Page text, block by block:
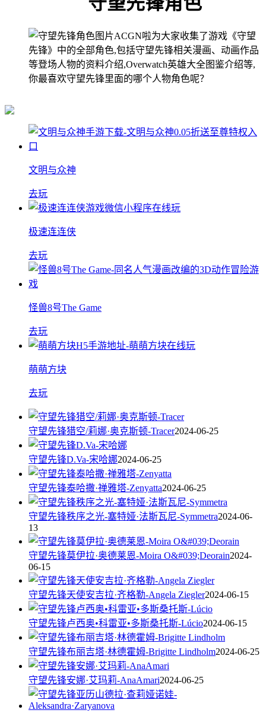
ACGN啦为大家收集了游戏《守望
先锋》中的全部角色,包括守望先锋相关漫画、动画作品
等登场人物的资料介绍,Overwatch英雄大全图鉴介绍等,
你最喜欢守望先锋里面的哪个人物角色呢？
文明与众神
去玩
极速连连侠
去玩
怪兽8号The Game
去玩
萌萌方块
去玩
守望先锋猎空/莉娜·奥克斯顿-Tracer2024-06-25
守望先锋D.Va-宋哈娜2024-06-25
守望先锋泰哈撒·禅雅塔-Zenyatta2024-06-25
守望先锋秩序之光-塞特娅·法斯瓦尼-Symmetra2024-06-
13
守望先锋莫伊拉·奥德莱恩-Moira O&#039;Deorain2024-
06-15
守望先锋天使安吉拉·齐格勒-Angela Ziegler2024-06-15
守望先锋卢西奥•科雷亚•多斯桑托斯-Lúcio2024-06-15
守望先锋布丽吉塔·林德霍姆-Brigitte Lindholm2024-06-25
守望先锋安娜·艾玛莉-AnaAmari2024-06-25